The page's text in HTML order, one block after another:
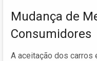
Mudança de
Consumidores
A aceitação dos